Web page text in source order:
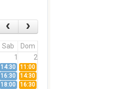
Sab
Dom
1 2
14:30
11:00
16:30
14:30
18:00
16:30